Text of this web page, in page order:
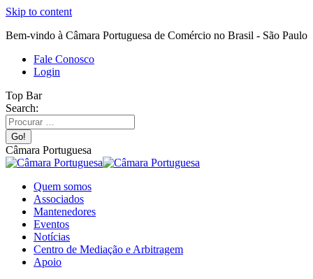
Skip to content
Bem-vindo à Câmara Portuguesa de Comércio no Brasil - São Paulo
Fale Conosco
Login
Top Bar
Search:
Câmara Portuguesa
Quem somos
Associados
Mantenedores
Eventos
Notícias
Centro de Mediação e Arbitragem
Apoio